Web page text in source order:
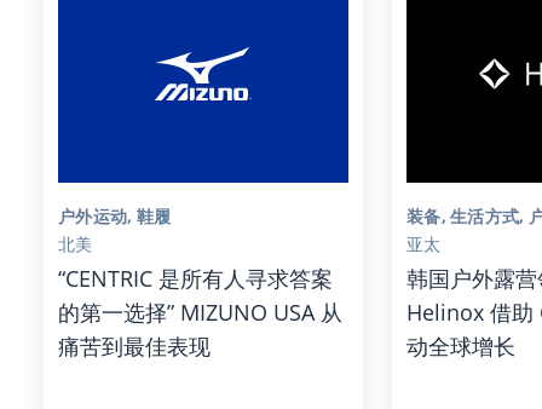
户外运动, 鞋履
北美
“CENTRIC 是所有人寻求答案
的第一选择” MIZUNO USA 从
痛苦到最佳表现
装备, 生活方式,
亚太
韩国户外露
Helinox 借助
动全球增长